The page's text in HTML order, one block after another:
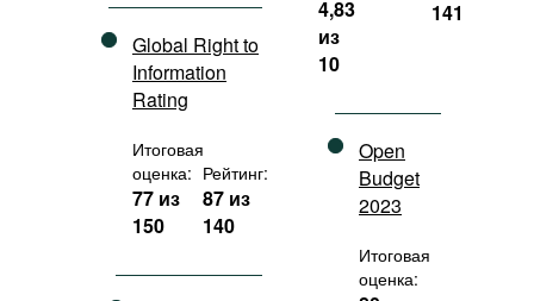
Global Right to
Information
Rating
Итоговая
оценка:
77 из
150
Рейтинг:
87 из
140
4,83
из
10
141
Open
Budget
2023
Итоговая
оценка: